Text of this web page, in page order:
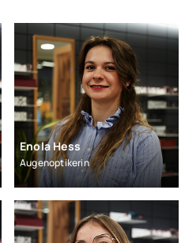
Enola Hess
Augenoptikerin